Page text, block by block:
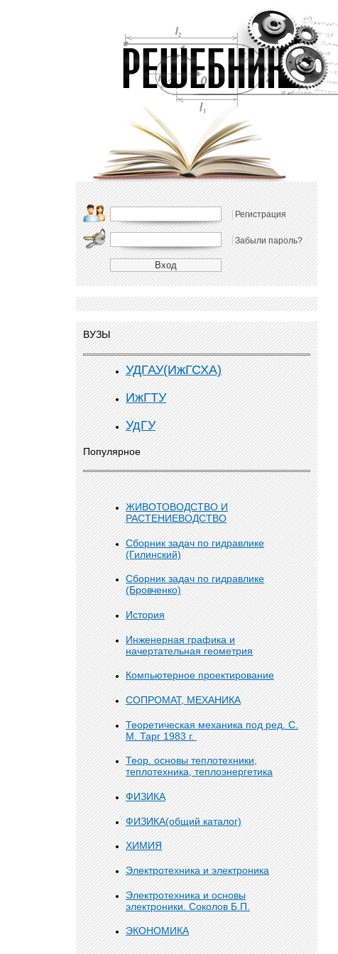
Регистрация
Забыли пароль?
ВУЗЫ
УДГАУ(ИжГСХА)
ИжГТУ
УдГУ
Популярное
ЖИВОТОВОДСТВО И
РАСТЕНИЕВОДСТВО
Сборник задач по гидравлике
(Гилинский)
Сборник задач по гидравлике
(Бровченко)
История
Инженерная графика и
начертательная геометрия
Компьютерное проектирование
СОПРОМАТ, МЕХАНИКА
Теоретическая механика под ред. С.
М. Тарг 1983 г.
Теор. основы теплотехники,
теплотехника, теплоэнергетика
ФИЗИКА
ФИЗИКА(общий каталог)
ХИМИЯ
Электротехника и электроника
Электротехника и основы
электроники. Соколов Б.П.
ЭКОНОМИКА